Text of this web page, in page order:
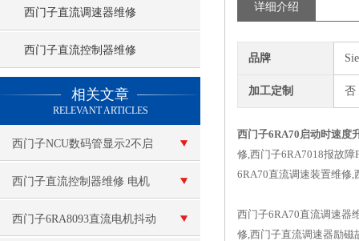
西门子直流调速器维修
西门子直流控制器维修
相关文章
RELEVANT ARTICLES
西门子NCU数码管显示2不启
动维修
西门子直流控制器维修 电机
故障
西门子6RA8093直流电机抖动
详细介绍
品牌
加工定制 否
西门子6RA70启动时速度
修,西门子6RA7018报故
6RA70直流调速装置维修
西门子6RA70直流调速器
修,西门子直流调速器励磁